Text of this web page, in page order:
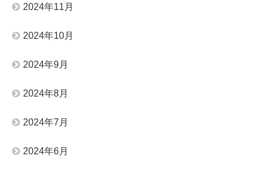
2024年11月
2024年10月
2024年9月
2024年8月
2024年7月
2024年6月